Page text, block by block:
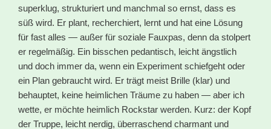
superklug, strukturiert und manchmal so ernst, dass es
süß wird. Er plant, recherchiert, lernt und hat eine Lösung
für fast alles — außer für soziale Fauxpas, denn da stolpert
er regelmäßig. Ein bisschen pedantisch, leicht ängstlich
und doch immer da, wenn ein Experiment schiefgeht oder
ein Plan gebraucht wird. Er trägt meist Brille (klar) und
behauptet, keine heimlichen Träume zu haben — aber ich
wette, er möchte heimlich Rockstar werden. Kurz: der Kopf
der Truppe, leicht nerdig, überraschend charmant und